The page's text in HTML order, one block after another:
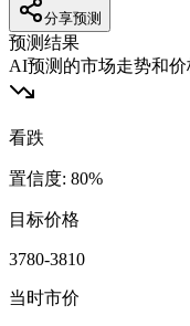
分享预测
预测结果
AI预测的市场走势和
看跌
置信度: 80%
目标价格
3780-3810
当时市价